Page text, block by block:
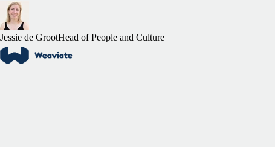
Jessie de GrootHead of People and Culture